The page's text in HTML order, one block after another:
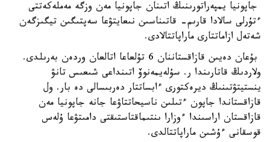
جاپونيا يمپەراتورىنىڭ اتىنان جاپونيا مەن وزگە مەملەكەتتى
ءتۇرلى سالادا قارىم- قاتىناسىن نىعايتۋعا سەپتىگىن تيگىزگەن
شەتەل ازاماتتارى ماراپاتتالادى.
بۇعان دەيىن قازاقستاننان 6 تۇلعاعا اتالعان وردەن بەرىلدى.
ولاردىڭ قاتارىندا ر. سۇلەيمەنوۆ اتىنداعى شىعىس تانۋ
ينستيتۋتىنىڭ ديرەكتورى ءابساتتار دەربىسالى دە بار. ول
قازاقستاندا جاپون ءتىلىن ناسيحاتتاۋعا جانە جاپونيا مەن
قازاقستان اراسىندا ءوزارا ىنتىماقتاستىقتى دامىتۋعا ۇلەس
قوسقانى ءۇشىن ماراپاتتالدى.